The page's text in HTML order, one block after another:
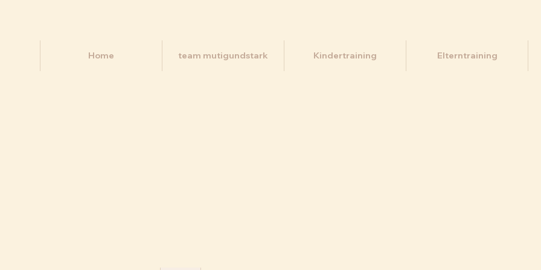
Home team mutigundstark Kindertraining Elterntraining